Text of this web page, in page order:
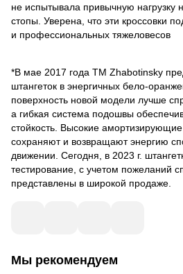
не испытывала привычную
стопы. Уверена, что эти кроссовки
и профессиональных тяжеловесов
*В мае 2017 года TM Zhabotinsky
штангеток в энергичных бело-
поверхность новой модели лучше
а гибкая система подошвы
стойкость. Высокие
сохраняют и возвращают энергию
движении. Сегодня, в 2023 г.
тестирование, с учетом пожеланий
представлены в широкой продаже.
Мы рекомендуем